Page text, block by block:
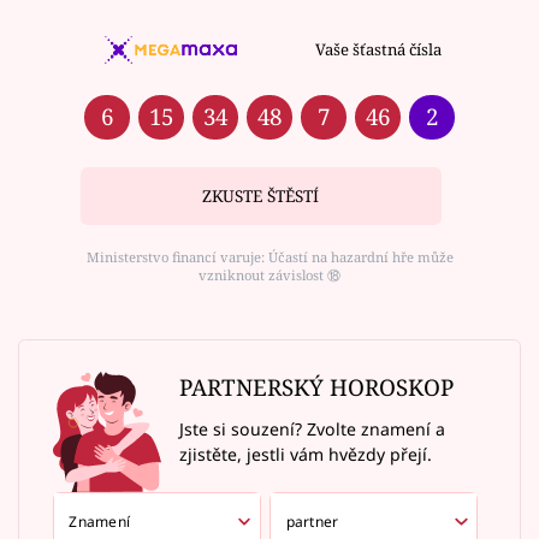
Vaše šťastná čísla
6 15 34 48 7 46 2
ZKUSTE ŠTĚSTÍ
Ministerstvo financí varuje: Účastí na hazardní hře může
vzniknout závislost ⑱
PARTNERSKÝ HOROSKOP
Jste si souzení? Zvolte znamení a
zjistěte, jestli vám hvězdy přejí.